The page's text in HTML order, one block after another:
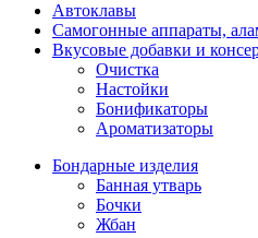
Автоклавы
Самогонные аппараты,
Вкусовые добавки и
Очистка
Настойки
Бонификаторы
Ароматизаторы
Бондарные изделия
Банная утварь
Бочки
Жбан